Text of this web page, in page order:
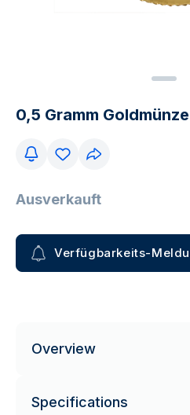
0,5 Gramm
Ausverkauft
Verfügbarkeits-
Overview
Specifications